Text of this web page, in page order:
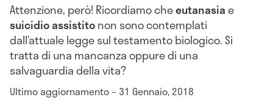
Attenzione, però! Ricordiamo cheeutanasiae
suicidio assistitonon sono contemplati
dall’attuale legge sul testamento biologico. Si
tratta di una mancanza oppure di una
salvaguardia della vita?
Ultimo aggiornamento – 31 Gennaio, 2018